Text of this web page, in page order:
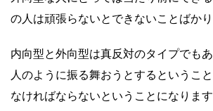
の人は頑張らないとできないことばかり
内向型と外向型は真反対のタイプでも
人のように振る舞おうとするというこ
なければならないということになります